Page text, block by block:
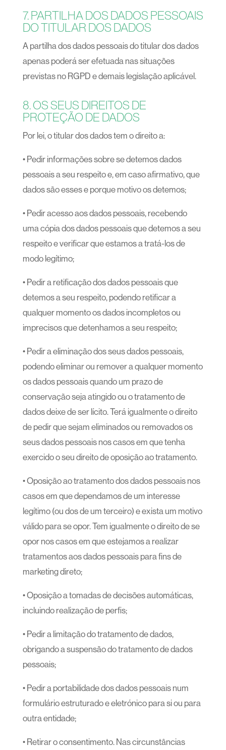
7. PARTILHA DOS DADOS PESSOAIS
DO TITULAR DOS DADOS
A partilha dos dados pessoais do titular dos dados
apenas poderá ser efetuada nas situações
previstas no RGPD e demais legislação aplicável.
8. OS SEUS DIREITOS DE
PROTEÇÃO DE DADOS
Por lei, o titular dos dados tem o direito a:
• Pedir informações sobre se detemos dados
pessoais a seu respeito e, em caso afirmativo, que
dados são esses e porque motivo os detemos;
• Pedir acesso aos dados pessoais, recebendo
uma cópia dos dados pessoais que detemos a seu
respeito e verificar que estamos a tratá-los de
modo legítimo;
• Pedir a retificação dos dados pessoais que
detemos a seu respeito, podendo retificar a
qualquer momento os dados incompletos ou
imprecisos que detenhamos a seu respeito;
• Pedir a eliminação dos seus dados pessoais,
podendo eliminar ou remover a qualquer momento
os dados pessoais quando um prazo de
conservação seja atingido ou o tratamento de
dados deixe de ser lícito. Terá igualmente o direito
de pedir que sejam eliminados ou removados os
seus dados pessoais nos casos em que tenha
exercido o seu direito de oposição ao tratamento.
• Oposição ao tratamento dos dados pessoais nos
casos em que dependamos de um interesse
legítimo (ou dos de um terceiro) e exista um motivo
válido para se opor. Tem igualmente o direito de se
opor nos casos em que estejamos a realizar
tratamentos aos dados pessoais para fins de
marketing direto;
• Oposição a tomadas de decisões automáticas,
incluindo realização de perfis;
• Pedir a limitação do tratamento de dados,
obrigando a suspensão do tratamento de dados
pessoais;
• Pedir a portabilidade dos dados pessoais num
formulário estruturado e eletrónico para si ou para
outra entidade;
• Retirar o consentimento. Nas circunstâncias